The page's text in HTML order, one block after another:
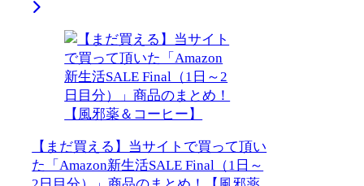
【まだ買える】当サイトで買って頂い
た「Amazon新生活SALE Final（1日～